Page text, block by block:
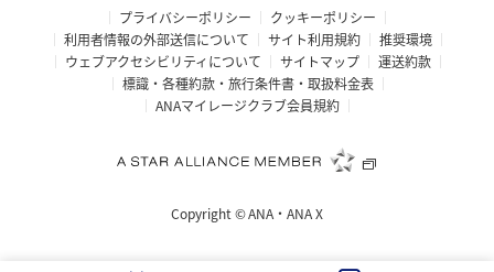
プライバシーポリシー
クッキーポリシー
利用者情報の外部送信について
サイト利用規約
推奨環境
ウェブアクセシビリティについて
サイトマップ
運送約款
標識・各種約款・旅行条件書・取扱料金表
ANAマイレージクラブ会員規約
Copyright ©ANA・ANA X